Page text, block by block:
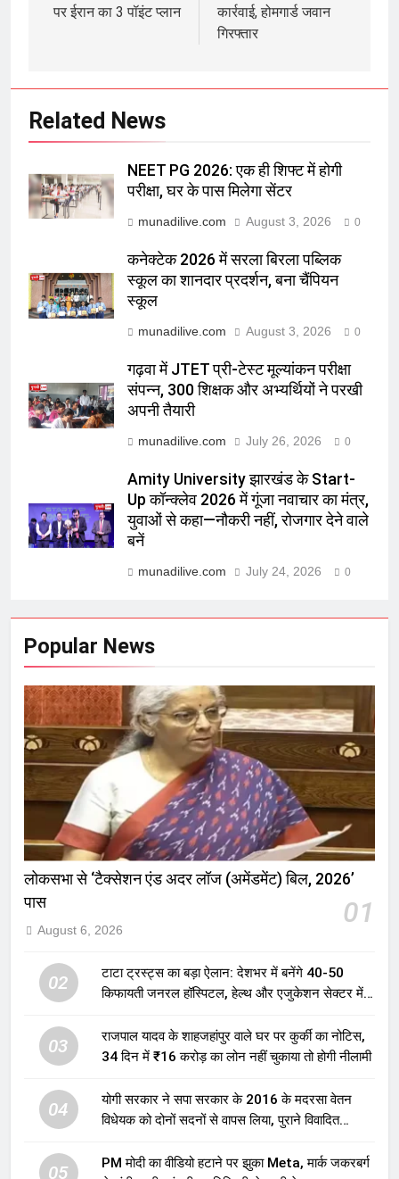
पर ईरान का 3 पॉइंट प्लान
कार्रवाई, होमगार्ड जवान
गिरफ्तार
Related News
NEET PG 2026: एक ही शिफ्ट में होगी
परीक्षा, घर के पास मिलेगा सेंटर
munadilive.com August 3, 2026 0
कनेक्टेक 2026 में सरला बिरला पब्लिक
स्कूल का शानदार प्रदर्शन, बना चैंपियन
स्कूल
munadilive.com August 3, 2026 0
गढ़वा में JTET प्री-टेस्ट मूल्यांकन परीक्षा
संपन्न, 300 शिक्षक और अभ्यर्थियों ने परखी
अपनी तैयारी
munadilive.com July 26, 2026 0
Amity University झारखंड के Start-
Up कॉन्क्लेव 2026 में गूंजा नवाचार का मंत्र,
युवाओं से कहा—नौकरी नहीं, रोजगार देने वाले
बनें
munadilive.com July 24, 2026 0
Popular News
लोकसभा से ‘टैक्सेशन एंड अदर लॉज (अमेंडमेंट) बिल, 2026’
पास
01
August 6, 2026
02
टाटा ट्रस्ट्स का बड़ा ऐलान: देशभर में बनेंगे 40-50
किफायती जनरल हॉस्पिटल, हेल्थ और एजुकेशन सेक्टर में
03
राजपाल यादव के शाहजहांपुर वाले घर पर कुर्की का नोटिस,
34 दिन में ₹16 करोड़ का लोन नहीं चुकाया तो होगी नीलामी
04
योगी सरकार ने सपा सरकार के 2016 के मदरसा वेतन
विधेयक को दोनों सदनों से वापस लिया, पुराने विवादित
05
PM मोदी का वीडियो हटाने पर झुका Meta, मार्क जकरबर्ग